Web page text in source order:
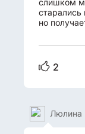
старались
но
2